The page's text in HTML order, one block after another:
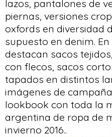
lazos, pantalones de
piernas, versiones
oxfords en diversidad
supuesto en denim.
destacan sacos
con flecos, sacos
tapados en distintos
imágenes de
lookbook con toda la
argentina de ropa de
invierno 2016..